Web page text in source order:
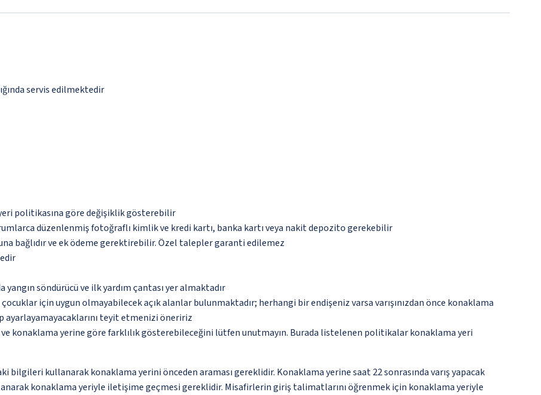
servis edilmektedir
politikasına göre değişiklik gösterebilir
düzenlenmiş fotoğraflı kimlik ve kredi kartı, banka kartı veya nakit depozito gerekebilir
bağlıdır ve ek ödeme gerektirebilir. Özel talepler garanti edilemez
söndürücü ve ilk yardım çantası yer almaktadır
için uygun olmayabilecek açık alanlar bulunmaktadır; herhangi bir endişeniz varsa varışınızdan önce konaklama
ayarlayamayacaklarını teyit etmenizi öneririz
konaklama yerine göre farklılık gösterebileceğini lütfen unutmayın. Burada listelenen politikalar konaklama yeri
bilgileri kullanarak konaklama yerini önceden araması gereklidir. Konaklama yerine saat 22 sonrasında varış yapacak
konaklama yeriyle iletişime geçmesi gereklidir. Misafirlerin giriş talimatlarını öğrenmek için konaklama yeriyle